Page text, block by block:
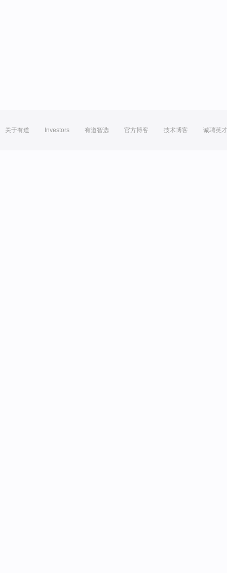
关于有道 Investors 有道智选 官方博客 技术博客 诚聘英才